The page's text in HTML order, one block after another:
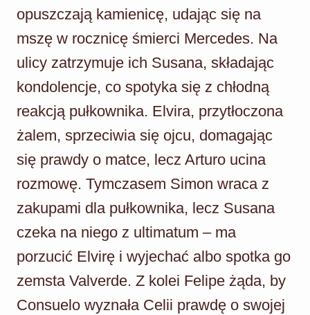
opuszczają kamienicę, udając się na
mszę w rocznicę śmierci Mercedes. Na
ulicy zatrzymuje ich Susana, składając
kondolencje, co spotyka się z chłodną
reakcją pułkownika. Elvira, przytłoczona
żalem, sprzeciwia się ojcu, domagając
się prawdy o matce, lecz Arturo ucina
rozmowę. Tymczasem Simon wraca z
zakupami dla pułkownika, lecz Susana
czeka na niego z ultimatum – ma
porzucić Elvirę i wyjechać albo spotka go
zemsta Valverde. Z kolei Felipe żąda, by
Consuelo wyznała Celii prawdę o swojej